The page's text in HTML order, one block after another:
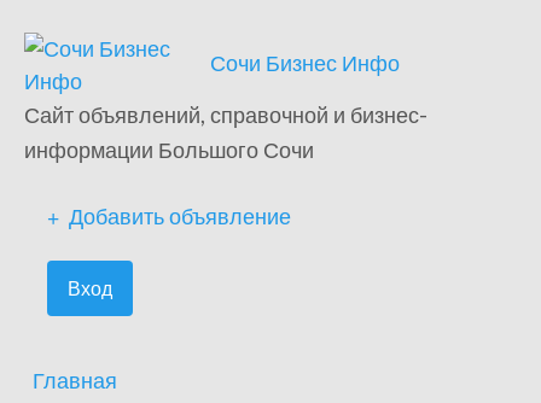
Сочи Бизнес Инфо
Сайт объявлений, справочной и бизнес-
информации Большого Сочи
Добавить объявление
Вход
Главная